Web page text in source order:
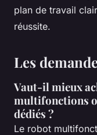
plan de travail
réussite.
Les
Vaut-il mieux
multifonctions
dédiés ?
Le robot